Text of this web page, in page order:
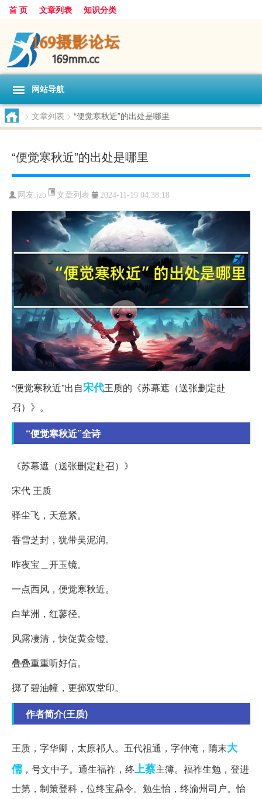
首 页 文章列表 知识分类
网站导航
> 文章列表 > “便觉寒秋近”的出处是哪里
“便觉寒秋近”的出处是哪里
网友:jzb 文章列表 2024-11-19 04:38:18
“便觉寒秋近”出自宋代王质的《苏幕遮（送张删定赴
召）》。
“便觉寒秋近”全诗
《苏幕遮（送张删定赴召）》
宋代 王质
驿尘飞，天意紧。
香雪芝封，犹带吴泥润。
昨夜宝＿开玉镜。
一点西风，便觉寒秋近。
白苹洲，红蓼径。
风露凄清，快促黄金镫。
叠叠重重听好信。
掷了碧油幢，更掷双堂印。
作者简介(王质)
王质，字华卿，太原祁人。五代祖通，字仲淹，隋末大
儒 ，号文中子。通生福祚，终上蔡主簿。福祚生勉，登进
士第，制策登科，位终宝鼎令。勉生怡，终渝州司户。怡